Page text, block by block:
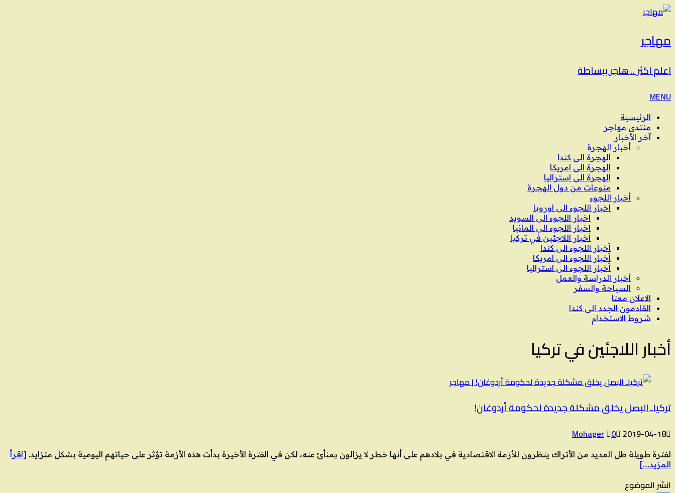
مهاجر
اعلم اكثر .. هاجر ببساطة
MENU
الرئيسية
منتدى مهاجر
آخر الأخبار
أخبار الهجرة
الهجرة الى كندا
الهجرة الى امريكا
الهجرة الى استراليا
منوعات من دول الهجرة
أخبار اللجوء
اخبار اللجوء الى اوروبا
اخبار اللجوء الى السويد
اخبار اللجوء الى المانيا
أخبار اللاجئين في تركيا
آخبار اللجوء الى كندا
آخبار اللجوء الى امريكا
آخبار اللجوء الى استراليا
أخبار الدراسة والعمل
السياحة والسفر
الاعلان معنا
القادمون الجدد الى كندا
شروط الاستخدام
أخبار اللاجئين في تركيا
تركياـ البصل يخلق مشكلة جديدة لحكومة أردوغان!
2019-04-18
Mohager 0
لفترة طويلة ظل العديد من الأتراك ينظرون للأزمة الاقتصادية في بلادهم على أنها خطر لا يزالون بمنأىً عنه، لكن في الفترة الأخيرة بدأت هذه الأزمة تؤثر على حياتهم اليومية بشكل متزايد. [اقرأ
المزيد….]
انشر الموضوع